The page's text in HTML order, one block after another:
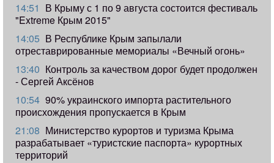
14:51 В Крыму с 1 по 9 августа состоится фестиваль
"Extreme Крым 2015"
14:05 В Республике Крым запылали
отреставрированные мемориалы «Вечный огонь»
13:40 Контроль за качеством дорог будет продолжен
- Сергей Аксёнов
10:54 90% украинского импорта растительного
происхождения пропускается в Крым
21:08 Министерство курортов и туризма Крыма
разрабатывает «туристские паспорта» курортных
территорий